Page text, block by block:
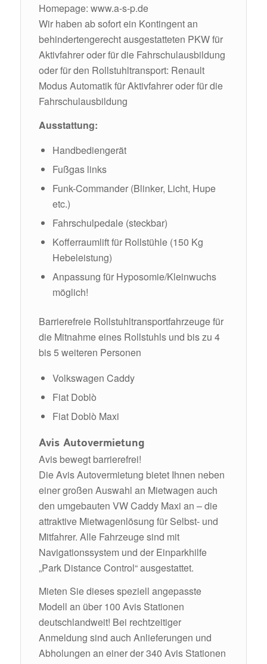
Homepage: www.a-s-p.de
Wir haben ab sofort ein Kontingent an
behindertengerecht ausgestatteten PKW für
Aktivfahrer oder für die Fahrschulausbildung
oder für den Rollstuhltransport: Renault
Modus Automatik für Aktivfahrer oder für die
Fahrschulausbildung
Ausstattung:
Handbediengerät
Fußgas links
Funk-Commander (Blinker, Licht, Hupe
etc.)
Fahrschulpedale (steckbar)
Kofferraumlift für Rollstühle (150 Kg
Hebeleistung)
Anpassung für Hyposomie/Kleinwuchs
möglich!
Barrierefreie Rollstuhltransportfahrzeuge für
die Mitnahme eines Rollstuhls und bis zu 4
bis 5 weiteren Personen
Volkswagen Caddy
Fiat Doblò
Fiat Doblò Maxi
Avis Autovermietung
Avis bewegt barrierefrei!
Die Avis Autovermietung bietet Ihnen neben
einer großen Auswahl an Mietwagen auch
den umgebauten VW Caddy Maxi an – die
attraktive Mietwagenlösung für Selbst- und
Mitfahrer. Alle Fahrzeuge sind mit
Navigationssystem und der Einparkhilfe
„Park Distance Control“ ausgestattet.
Mieten Sie dieses speziell angepasste
Modell an über 100 Avis Stationen
deutschlandweit! Bei rechtzeitiger
Anmeldung sind auch Anlieferungen und
Abholungen an einer der 340 Avis Stationen